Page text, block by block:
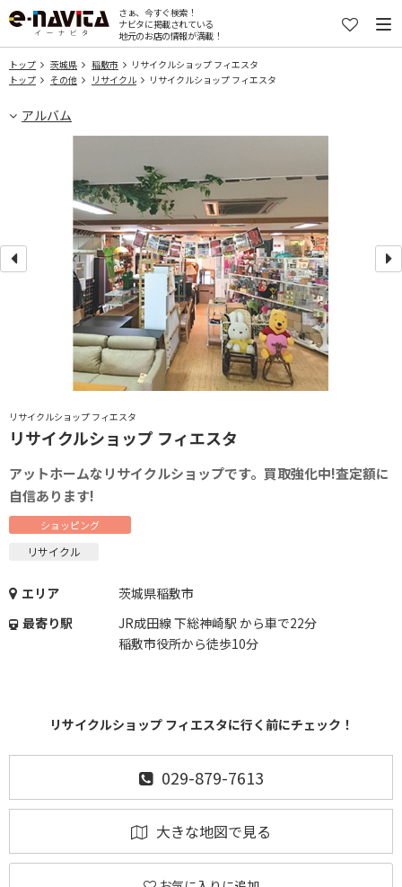
さぁ、今すぐ検索！
ナビタに掲載されている
地元のお店の情報が満載！
トップ 茨城県 稲敷市
リサイクルショップ フィエスタ
トップ
その他 リサイクル リサイクルショップ フィエスタ
アルバム
リサイクルショップ フィエスタ
リサイクルショップ フィエスタ
アットホームなリサイクルショップです。買取強化中!査定額に
自信あります!
ショッピング
リサイクル
エリア
茨城県稲敷市
最寄り駅
JR成田線 下総神崎駅 から車で22分
稲敷市役所から徒歩10分
リサイクルショップ フィエスタに行く前にチェック！
029-879-7613
大きな地図で見る